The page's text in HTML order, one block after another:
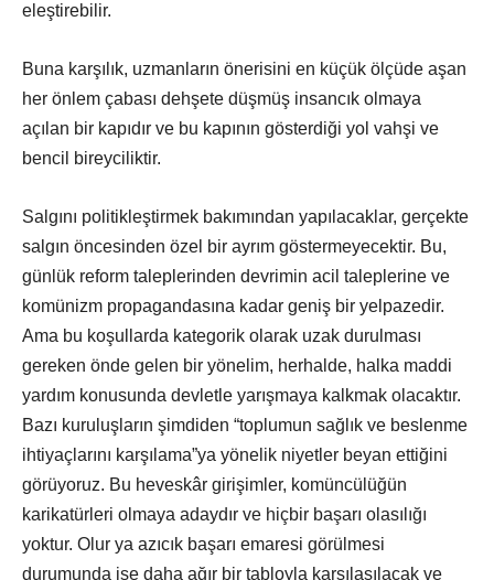
eleştirebilir.
Buna karşılık, uzmanların önerisini en küçük ölçüde aşan
her önlem çabası dehşete düşmüş insancık olmaya
açılan bir kapıdır ve bu kapının gösterdiği yol vahşi ve
bencil bireyciliktir.
Salgını politikleştirmek bakımından yapılacaklar, gerçekte
salgın öncesinden özel bir ayrım göstermeyecektir. Bu,
günlük reform taleplerinden devrimin acil taleplerine ve
komünizm propagandasına kadar geniş bir yelpazedir.
Ama bu koşullarda kategorik olarak uzak durulması
gereken önde gelen bir yönelim, herhalde, halka maddi
yardım konusunda devletle yarışmaya kalkmak olacaktır.
Bazı kuruluşların şimdiden “toplumun sağlık ve beslenme
ihtiyaçlarını karşılama”ya yönelik niyetler beyan ettiğini
görüyoruz. Bu heveskâr girişimler, komüncülüğün
karikatürleri olmaya adaydır ve hiçbir başarı olasılığı
yoktur. Olur ya azıcık başarı emaresi görülmesi
durumunda ise daha ağır bir tabloyla karşılaşılacak ve